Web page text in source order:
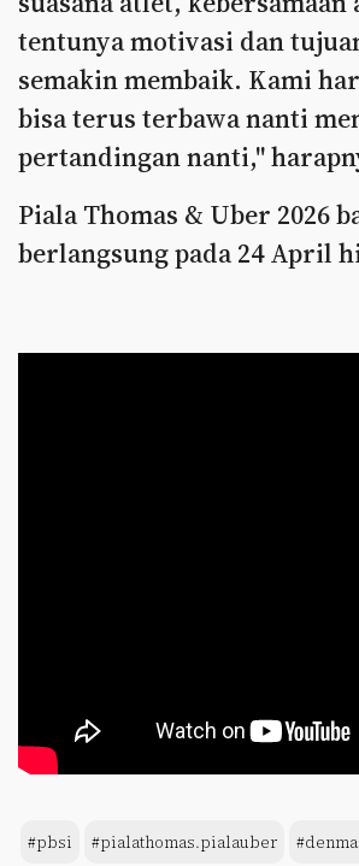
tentunya motivasi dan
semakin membaik. Kami
bisa terus terbawa nanti
pertandingan nanti,"
Piala Thomas & Uber 2026
berlangsung pada 24 April
#pbsi #pialathomas.pialauber